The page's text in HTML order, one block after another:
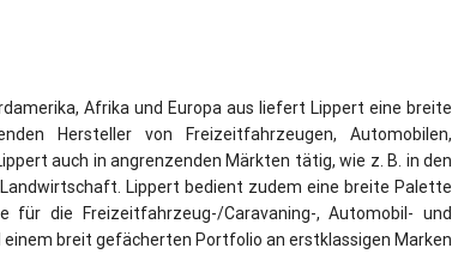
Afrika und Europa aus liefert Lippert eine breite
Hersteller von Freizeitfahrzeugen, Automobilen,
auch in angrenzenden Märkten tätig, wie z. B. in den
Lippert bedient zudem eine breite Palette
die Freizeitfahrzeug-/Caravaning-, Automobil- und
breit gefächerten Portfolio an erstklassigen Marken